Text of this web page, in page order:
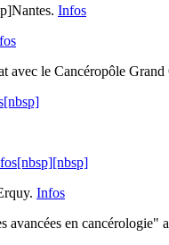
Infos
le Cancéropôle Grand
Infos
en cancérologie"